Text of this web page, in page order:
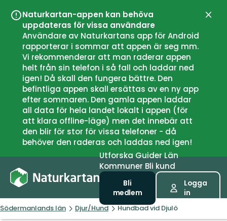
Naturkartan-appen kan behöva
uppdateras för vissa användare
Användare av Naturkartans app för Android
rapporterar i sommar att appen är seg mm.
Vi rekommenderar att man raderar appen
helt från sin telefon i så fall och laddar ned
igen! Då skall den fungera bättre. Den
befintliga appen skall ersättas av en ny app
efter sommaren. Den gamla appen laddar
all data för hela landet lokalt i appen (för
att klara offline-läge) men det innebär att
den blir för stor för vissa telefoner - då
behöver den raderas och laddas ned igen!
UtforskaGuiderLän
Kommuner Bli kund
Bli
medlem
Logga
in
Södermanlands län Djur/Hund Hundbad vid Djulö